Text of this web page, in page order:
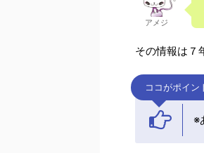
アメジ
その情報は７
ココがポイン
※